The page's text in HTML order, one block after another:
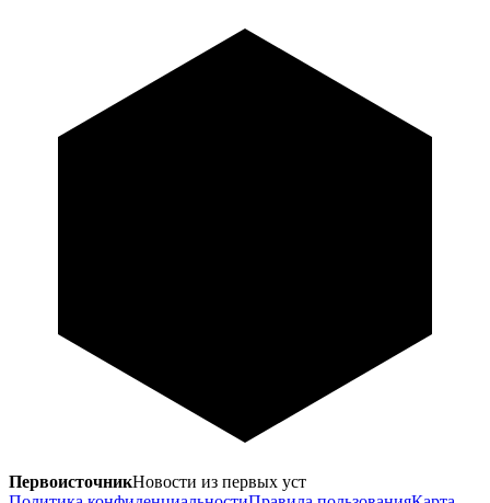
ПервоисточникНовости из первых уст